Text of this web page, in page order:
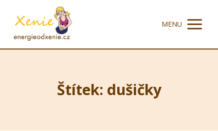
MENU
Štítek: dušičky